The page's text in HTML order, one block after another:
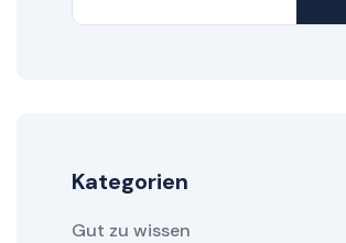
Kategorien
Gut zu wissen